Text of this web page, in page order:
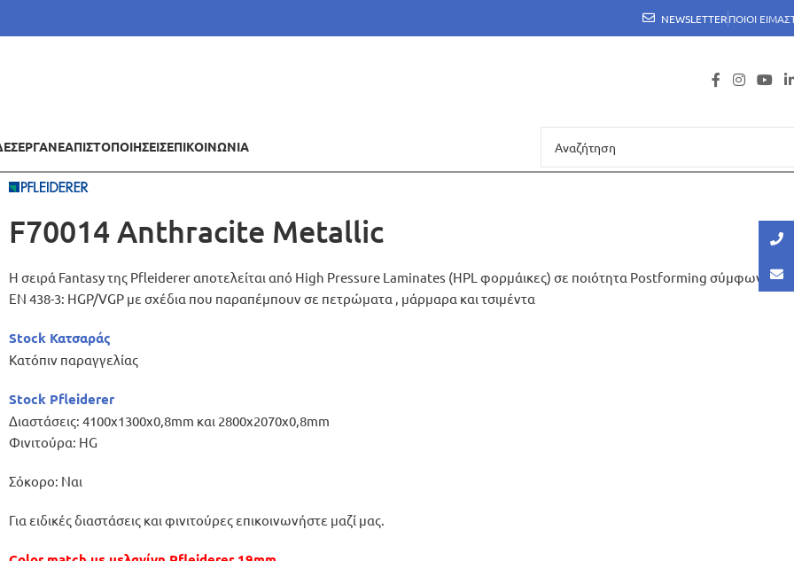
NEWSLETTERΠΟΙΟΙ
ΕΡΓΑΝΕΑΠΙΣΤΟΠΟΙΗΣΕΙΣΕΠΙΚΟΙΝΩΝΙΑ
F70014 Anthracite Metallic
Η σειρά Fantasy της Pfleiderer αποτελείται από High Pressure Laminates (HPL φορμάικες) σε ποιότητα Postforming σύμφωνα με
EN 438-3: HGP/VGP με σχέδια που παραπέμπουν σε πετρώματα , μάρμαρα και τσιμέντα
Stock Κατσαράς
Κατόπιν παραγγελίας
Stock Pfleiderer
Διαστάσεις: 4100x1300x0,8mm και 2800x2070x0,8mm
Φινιτούρα: HG
Σόκορο: Ναι
Για ειδικές διαστάσεις και φινιτούρες επικοινωνήστε μαζί μας.